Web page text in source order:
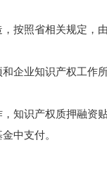
照省相关规定，
业知识产权工作
识产权质押融资贴
中支付。